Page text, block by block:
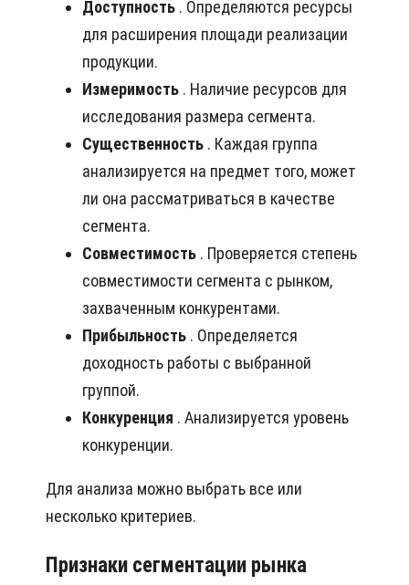
Доступность . Определяются ресурсы
для расширения площади реализации
продукции.
Измеримость . Наличие ресурсов для
исследования размера сегмента.
Существенность . Каждая группа
анализируется на предмет того, может
ли она рассматриваться в качестве
сегмента.
Совместимость . Проверяется степень
совместимости сегмента с рынком,
захваченным конкурентами.
Прибыльность . Определяется
доходность работы с выбранной
группой.
Конкуренция . Анализируется уровень
конкуренции.
Для анализа можно выбрать все или
несколько критериев.
Признаки сегментации рынка